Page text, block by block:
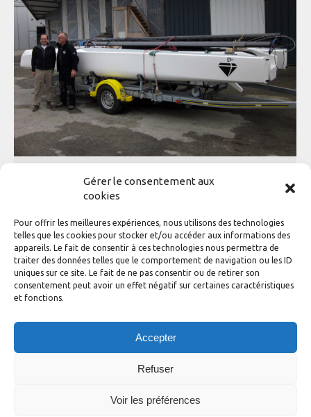
Gérer le consentement aux
cookies
Pour offrir les meilleures expériences, nous utilisons des technologies
telles que les cookies pour stocker et/ou accéder aux informations des
appareils. Le fait de consentir à ces technologies nous permettra de
traiter des données telles que le comportement de navigation ou les ID
uniques sur ce site. Le fait de ne pas consentir ou de retirer son
consentement peut avoir un effet négatif sur certaines caractéristiques
et fonctions.
Accepter
Refuser
Voir les préférences
On déroule la liste des heureux
propriétaires
Général,L'actualité de la classe Paradhinotec
10 avril 2014
Les deux protos Diam 24 One Design qui filent pleine
balle dans la baie de la Forêt depuis des mois ont enfin
des petits frères. Le premier de la liste vient d’être livré à
Eric HAINNEVILLE et Christophe LATASTE, il est parti au